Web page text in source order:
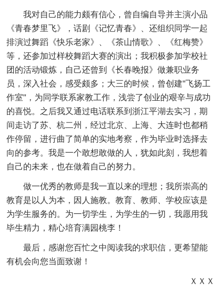
我对自己的能力颇有信心，曾自编自导并主演小品
《青春梦里飞》，话剧《记忆青春》、还组织同学一起
排演过舞蹈《快乐老家》、《茶山情歌》、《红梅赞》
等，还参加过样校舞蹈大赛的演出；我积极参加学校社
团的活动锻炼，自己还曾到《长春晚报》做兼职业务
员，深入社会，感受颇多；大三的时候，曾创建"飞扬工
作室"，为同学联系家教工作，浅尝了创业的艰辛与成功
的喜悦。之后我又通过电话联系到浙江平湖去实习，期
间走访了苏、杭二州，经过北京、上海、大连时也都稍
作停留，进行曲了简单的实地考察，作为毕业时选择去
向的参考。我是一个敢想敢做的人，犹如此刻，我想着
自己的未来，也在做着自己的努力。
做一优秀的教师是我一直以来的理想；我所崇高的
教育是以人为本，因人施教。教育、教师、学校应该是
为学生服务的。为一切学生，为学生的一切，我愿用我
毕生精力，精心培育满园桃李！
最后，感谢您百忙之中阅读我的求职信，更希望能
有机会向您当面致谢！
ＸＸＸ